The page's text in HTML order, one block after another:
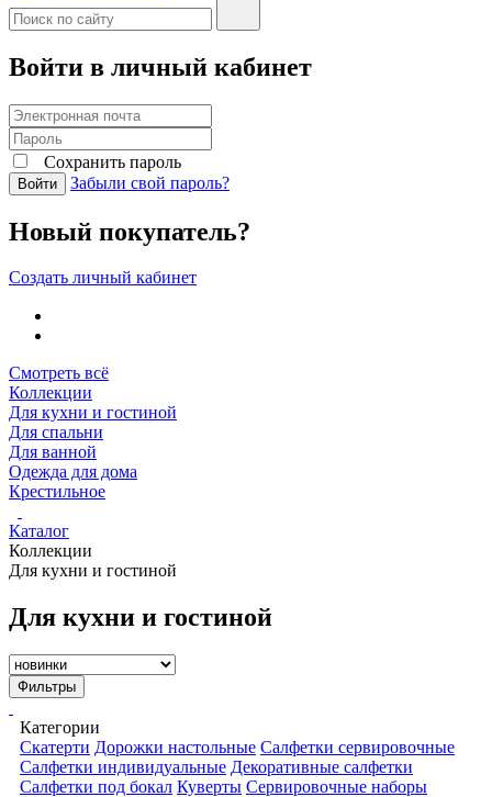
Войти в личный кабинет
Сохранить пароль
Войти Забыли свой пароль?
Новый покупатель?
Создать личный кабинет
Смотреть всё
Коллекции
Для кухни и гостиной
Для спальни
Для ванной
Одежда для дома
Крестильное
Каталог
Коллекции
Для кухни и гостиной
Для кухни и гостиной
Фильтры
Категории
Скатерти Дорожки настольные Салфетки сервировочные
Салфетки индивидуальные Декоративные салфетки
Салфетки под бокал Куверты Сервировочные наборы